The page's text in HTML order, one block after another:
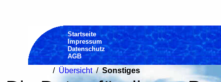
Startseite
Impressum
Datenschutz
AGB
/ Übersicht/ Sonstiges